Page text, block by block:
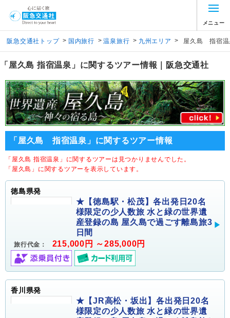
メニュー
阪急交通社トップ > 国内旅行 > 温泉旅行 > 九州エリア > 屋久島 指宿温
「屋久島 指宿温泉」に関するツアー情報｜阪急交通社
「屋久島 指宿温泉」に関するツアー情報
「屋久島 指宿温泉」に関するツアーは見つかりませんでした。
「屋久島」に関するツアーを表示しています。
徳島県発
★【徳島駅・松茂】各出発日20名
様限定の少人数旅 水と緑の世界遺
産登録の島 屋久島で過ごす離島旅3
日間
旅行代金： 215,000円 ～285,000円
香川県発
★【JR高松・坂出】各出発日20名
様限定の少人数旅 水と緑の世界遺